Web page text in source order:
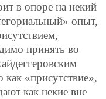
в опоре на некий
опыт,
принять во
«присутствие»,
как некие вне